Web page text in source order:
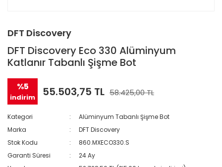
DFT Discovery
DFT Discovery Eco 330 Alüminyum
Katlanır Tabanlı Şişme Bot
%5
indirim 55.503,75 TL 58.425,00 TL
Kategori
Alüminyum Tabanlı Şişme Bot
Marka
DFT Discovery
Stok Kodu
860.MXECO330.S
Garanti Süresi
24 Ay